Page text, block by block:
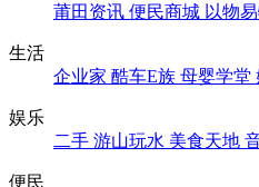
莆田资讯 便民商城 以物
生活
企业家 酷车E族 母婴学堂
娱乐
二手 游山玩水 美食天地
便民